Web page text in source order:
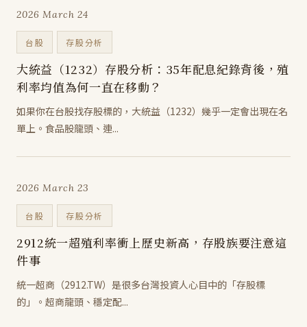
2026 March 24
台股 存股分析
大統益（1232）存股分析：35年配息紀錄背後，殖
利率均值為何一直在移動？
如果你在台股找存股標的，大統益（1232）幾乎一定會出現在名
單上。食品股龍頭、連...
2026 March 23
台股 存股分析
2912統一超殖利率衝上歷史新高，存股族要注意這
件事
統一超商（2912.TW）是很多台灣投資人心目中的「存股標
的」。超商龍頭、穩定配...